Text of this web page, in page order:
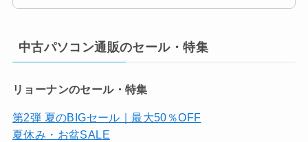
中古パソコン通販のセール・特集
リョーナンのセール・特集
第2弾 夏のBIGセール｜最大50％OFF
夏休み・お盆SALE